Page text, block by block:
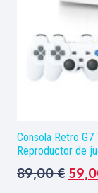
Consola Retro
Reproductor de
89,00€ El